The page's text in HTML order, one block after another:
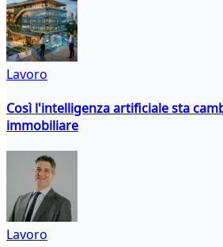
Lavoro
Così l'intelligenza artificiale sta
immobiliare
Lavoro